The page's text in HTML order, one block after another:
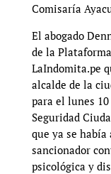
Comisaría
El abogado
de la
LaIndomita.pe
alcalde de la
para el lunes
Seguridad
que ya se
sancionador
psicológica y